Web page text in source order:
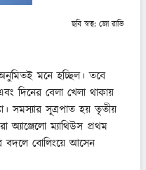
ছবি স্বত্ব: জো রাভি
মনে হচ্ছিল। তবে
দিনের বেলা খেলা থাকায়
সমস্যার সূত্রপাত হয় তৃতীয়
ম্যাথিউস প্রথম
বোলিংয়ে আসেন